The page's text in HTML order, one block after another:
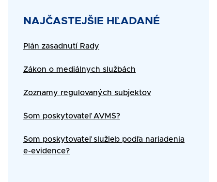
Title
NAJČASTEJŠIE HĽADANÉ
Text
Plán zasadnutí Rady
Zákon o mediálnych službách
Zoznamy regulovaných subjektov
Som poskytovateľ AVMS?
Som poskytovateľ služieb podľa nariadenia
e-evidence?